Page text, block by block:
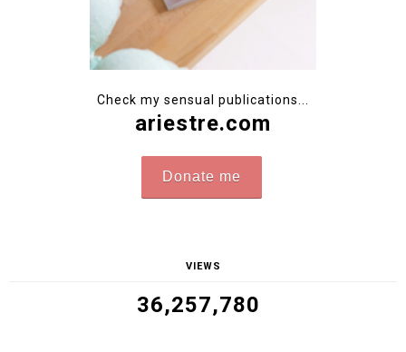
Check my sensual publications...
ariestre.com
Donate me
VIEWS
36,257,780